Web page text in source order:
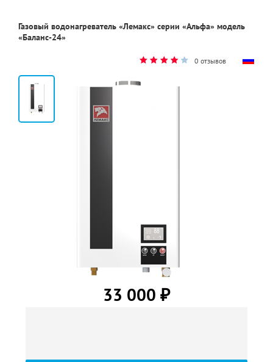
Газовый водонагреватель «Лемакс» серии «Альфа» модель
«Баланс-24»
0 отзывов
33 000 ₽